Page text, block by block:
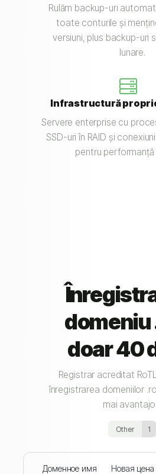
Rulăm backup-uri
toate conturile și
versiuni, plus backup-uri
lunare.
Infrastructură
Servere enterprise cu
SSD-uri în RAID și
pentru performanță
domeniu
doar 40
Registrar acreditat
înregistrarea domeniilor
mai
Other 1
Доменное имя Новая цена